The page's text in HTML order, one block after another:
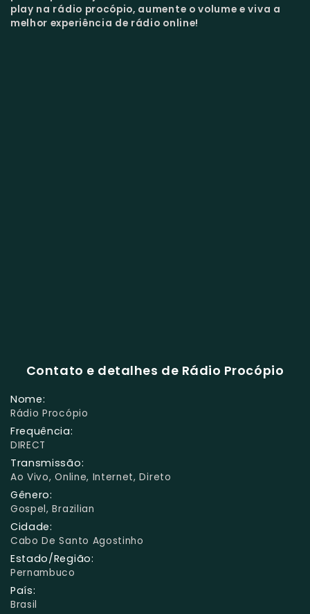
play na rádio procópio, aumente o volume e viva a
melhor experiência de rádio online!
Contato e detalhes de Rádio Procópio
Nome:
Rádio Procópio
Frequência:
DIRECT
Transmissão:
Ao Vivo, Online, Internet, Direto
Gênero:
Gospel, Brazilian
Cidade:
Cabo De Santo Agostinho
Estado/Região:
Pernambuco
País:
Brasil